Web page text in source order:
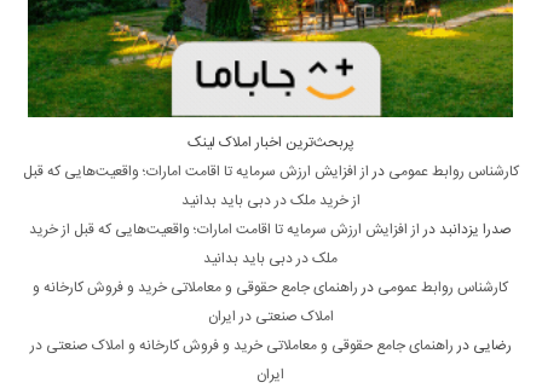
پربحث‌ترین اخبار املاک لینک
کارشناس روابط عمومی در از افزایش ارزش سرمایه تا اقامت امارات؛ واقعیت‌هایی که قبل
از خرید ملک در دبی باید بدانید
صدرا یزدانبد در از افزایش ارزش سرمایه تا اقامت امارات؛ واقعیت‌هایی که قبل از خرید
ملک در دبی باید بدانید
کارشناس روابط عمومی در راهنمای جامع حقوقی و معاملاتی خرید و فروش کارخانه و
املاک صنعتی در ایران
رضایی در راهنمای جامع حقوقی و معاملاتی خرید و فروش کارخانه و املاک صنعتی در
ایران